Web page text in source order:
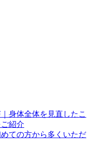
身体全体を見直したこ
紹介
ての方から多くいただ